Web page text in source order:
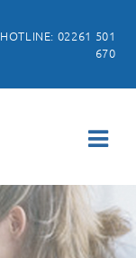
HOTLINE: 02261 501
670